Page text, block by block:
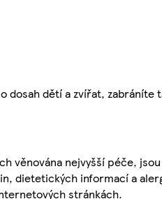
dosah dětí a zvířat, zabráníte
věnována nejvyšší péče,
dietetických informací a
stránkách.